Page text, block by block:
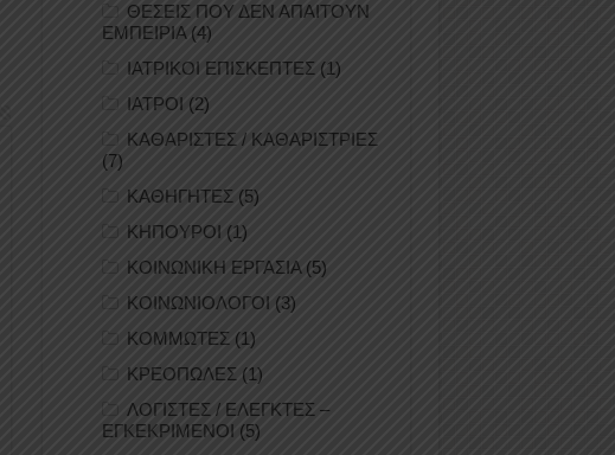
ΘΕΣΕΙΣ ΠΟΥ ΔΕΝ ΑΠΑΙΤΟΥΝ
ΕΜΠΕΙΡΙΑ(4)
ΙΑΤΡΙΚΟΙ ΕΠΙΣΚΕΠΤΕΣ (1)
ΙΑΤΡΟΙ (2)
ΚΑΘΑΡΙΣΤΕΣ / ΚΑΘΑΡΙΣΤΡΙΕΣ
(7)
ΚΑΘΗΓΗΤΕΣ (5)
ΚΗΠΟΥΡΟΙ (1)
ΚΟΙΝΩΝΙΚΗ ΕΡΓΑΣΙΑ(5)
ΚΟΙΝΩΝΙΟΛΟΓΟΙ (3)
ΚΟΜΜΩΤΕΣ (1)
ΚΡΕΟΠΩΛΕΣ (1)
ΛΟΓΙΣΤΕΣ / ΕΛΕΓΚΤΕΣ –
ΕΓΚΕΚΡΙΜΕΝΟΙ (5)